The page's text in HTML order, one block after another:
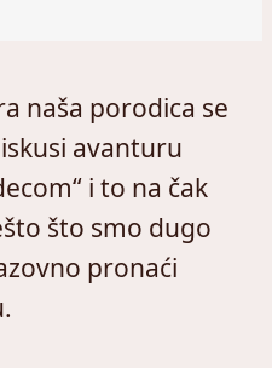
naša porodica se
avanturu
i to na čak
što smo dugo
pronaći